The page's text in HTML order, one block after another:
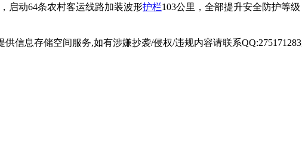
启动64条农村客运线路加装波形护栏103公里，全部提升安全防护等
信息存储空间服务,如有涉嫌抄袭/侵权/违规内容请联系QQ:275171283